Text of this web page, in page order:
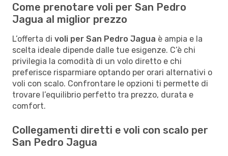
Come prenotare voli per San Pedro
Jagua al miglior prezzo
L’offerta di voli per San Pedro Jagua è ampia e la
scelta ideale dipende dalle tue esigenze. C’è chi
privilegia la comodità di un volo diretto e chi
preferisce risparmiare optando per orari alternativi o
voli con scalo. Confrontare le opzioni ti permette di
trovare l’equilibrio perfetto tra prezzo, durata e
comfort.
Collegamenti diretti e voli con scalo per
San Pedro Jagua